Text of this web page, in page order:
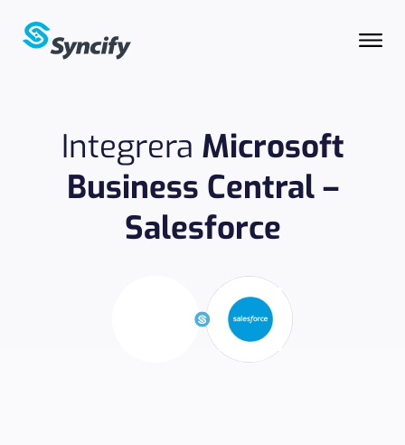
Integrera Microsoft
Business Central –
Salesforce